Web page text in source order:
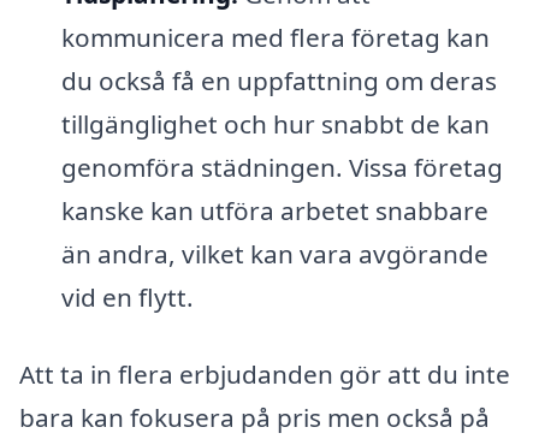
kommunicera med flera företag kan
du också få en uppfattning om deras
tillgänglighet och hur snabbt de kan
genomföra städningen. Vissa företag
kanske kan utföra arbetet snabbare
än andra, vilket kan vara avgörande
vid en flytt.
Att ta in flera erbjudanden gör att du inte
bara kan fokusera på pris men också på